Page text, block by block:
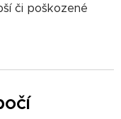
či poškozené